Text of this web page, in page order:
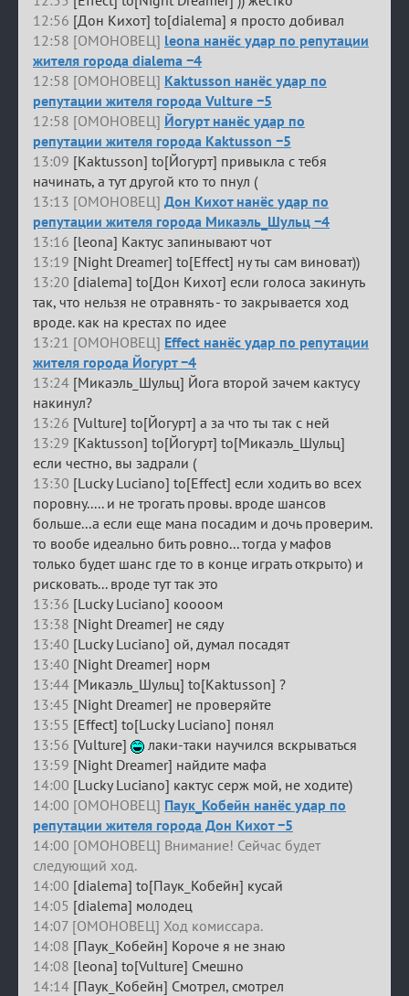
12:56 [Дон Кихот] to[dialema] я просто добивал
12:58 [ОМОНОВЕЦ] leona нанёс удар по репутации
жителя города dialema −4
12:58 [ОМОНОВЕЦ] Kaktusson нанёс удар по
репутации жителя города Vulture −5
12:58 [ОМОНОВЕЦ] Йогурт нанёс удар по
репутации жителя города Kaktusson −5
13:09 [Kaktusson] to[Йогурт] привыкла с тебя
начинать, а тут другой кто то пнул (
13:13 [ОМОНОВЕЦ] Дон Кихот нанёс удар по
репутации жителя города Микаэль_Шульц −4
13:16 [leona] Кактус запинывают чот
13:19 [Night Dreamer] to[Effect] ну ты сам виноват))
13:20 [dialema] to[Дон Кихот] если голоса закинуть
так, что нельзя не отравнять - то закрывается ход
вроде. как на крестах по идее
13:21 [ОМОНОВЕЦ] Effect нанёс удар по репутации
жителя города Йогурт −4
13:24 [Микаэль_Шульц] Йога второй зачем кактусу
накинул?
13:26 [Vulture] to[Йогурт] а за что ты так с ней
13:29 [Kaktusson] to[Йогурт] to[Микаэль_Шульц]
если честно, вы задрали (
13:30 [Lucky Luciano] to[Effect] если ходить во всех
поровну..... и не трогать провы. вроде шансов
больше...а если еще мана посадим и дочь проверим.
то вообе идеально бить ровно... тогда у мафов
только будет шанс где то в конце играть открыто) и
рисковать... вроде тут так это
13:36 [Lucky Luciano] коооом
13:38 [Night Dreamer] не сяду
13:40 [Lucky Luciano] ой, думал посадят
13:40 [Night Dreamer] норм
13:44 [Микаэль_Шульц] to[Kaktusson] ?
13:45 [Night Dreamer] не проверяйте
13:55 [Effect] to[Lucky Luciano] понял
13:56 [Vulture]
лаки-таки научился вскрываться
13:59 [Night Dreamer] найдите мафа
14:00 [Lucky Luciano] кактус серж мой, не ходите)
14:00 [ОМОНОВЕЦ] Паук_Кобейн нанёс удар по
репутации жителя города Дон Кихот −5
14:00 [ОМОНОВЕЦ] Внимание! Сейчас будет
следующий ход.
14:00 [dialema] to[Паук_Кобейн] кусай
14:05 [dialema] молодец
14:07 [ОМОНОВЕЦ] Ход комиссара.
14:08 [Паук_Кобейн] Короче я не знаю
14:08 [leona] to[Vulture] Смешно
14:14 [Паук_Кобейн] Смотрел, смотрел